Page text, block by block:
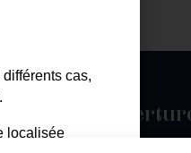
Horaires
lundi au jeudi :
cas,
localisée